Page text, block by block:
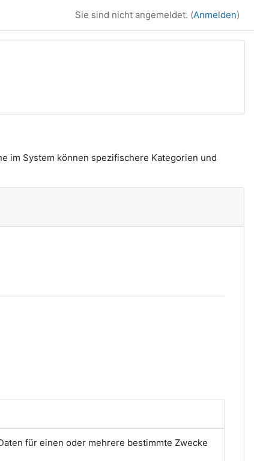
Sie sind nicht angemeldet. (Anmelden)
im System können spezifischere Kategorien und
für einen oder mehrere bestimmte Zwecke